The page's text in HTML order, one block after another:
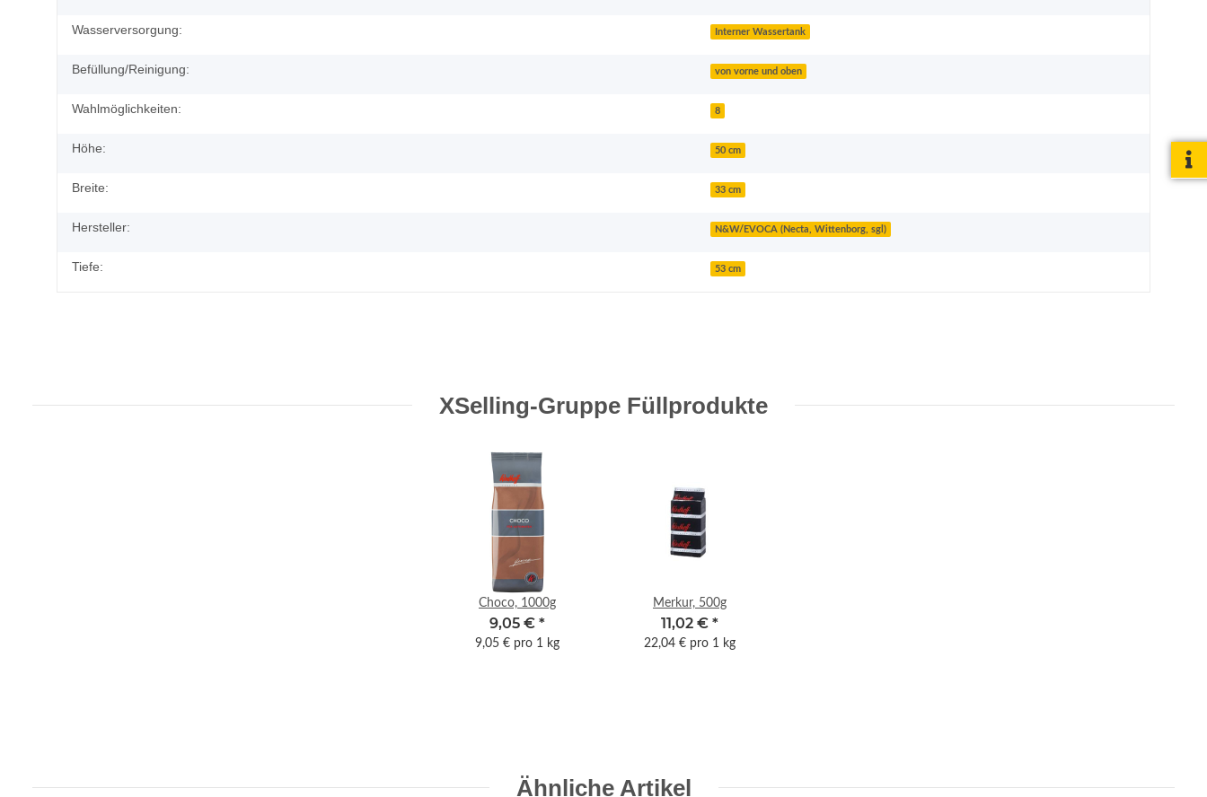
Wasserversorgung: Interner Wassertank
Befüllung/Reinigung: von vorne und oben
Wahlmöglichkeiten: 8
Höhe: 50 cm
Breite: 33 cm
Hersteller: N&W/EVOCA (Necta, Wittenborg, sgl)
Tiefe: 53 cm
XSelling-Gruppe Füllprodukte
Choco, 1000g
9,05 € *
9,05 € pro 1 kg
Merkur, 500g
11,02 € *
22,04 € pro 1 kg
Ähnliche Artikel